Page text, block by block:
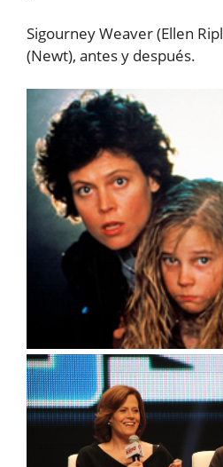
Sigourney Weaver (Ellen
(Newt), antes y después.